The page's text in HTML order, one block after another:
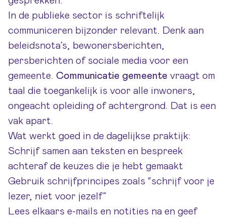
In de publieke sector is schriftelijk
communiceren bijzonder relevant. Denk aan
beleidsnota’s, bewonersberichten,
persberichten of sociale media voor een
gemeente. Communicatie gemeente vraagt om
taal die toegankelijk is voor alle inwoners,
ongeacht opleiding of achtergrond. Dat is een
vak apart.
Wat werkt goed in de dagelijkse praktijk:
Schrijf samen aan teksten en bespreek
achteraf de keuzes die je hebt gemaakt
Gebruik schrijfprincipes zoals “schrijf voor je
lezer, niet voor jezelf”
Lees elkaars e-mails en notities na en geef